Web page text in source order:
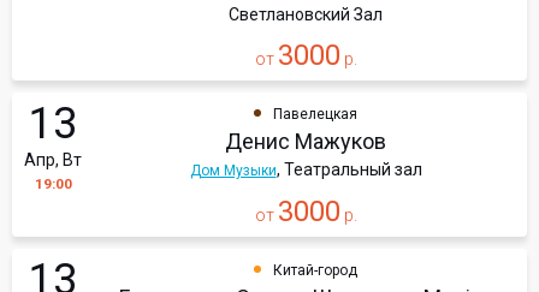
Светлановский Зал
от 3000 р.
13
Апр, Вт
19:00
Павелецкая
Денис Мажуков
Дом Музыки, Театральный зал
от 3000 р.
13 Китай-город